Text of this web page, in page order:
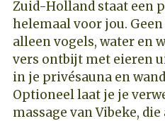
Zuid-Holland staat een
helemaal voor jou. Geen
alleen vogels, water en
vers ontbijt met eieren
in je privésauna en
Optioneel laat je je
massage van Vibeke,